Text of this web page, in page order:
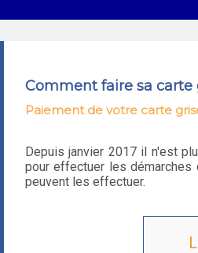
Comment faire sa carte
Paiement de votre carte
Depuis janvier 2017 il n'est
pour effectuer les
peuvent les effectuer.